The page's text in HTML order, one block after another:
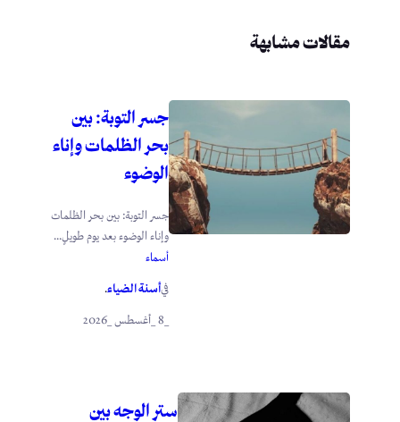
مقالات مشابهة
جسر التوبة: بين
بحر الظلمات وإناء
الوضوء
جسر التوبة: بين بحر الظلمات
وإناء الوضوء بعد يوم طويلٍ...
أسماء
فيأسنة الضياء.
ستر الوجه بين